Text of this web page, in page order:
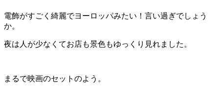
電飾がすごく綺麗でヨーロッパみたい！言い過ぎでしょう
か。
夜は人が少なくてお店も景色もゆっくり見れました。
まるで映画のセットのよう。